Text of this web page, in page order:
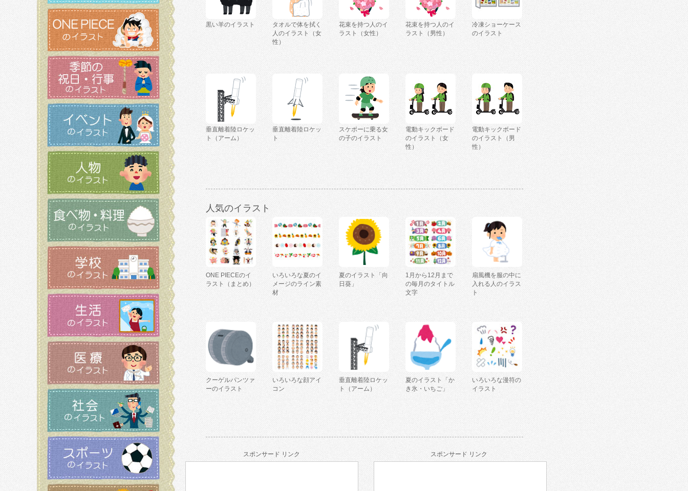
黒い羊のイラスト
タオルで体を拭く
人のイラスト（女
性）
花束を持つ人のイ
ラスト（女性）
花束を持つ人のイ
ラスト（男性）
冷凍ショーケース
のイラスト
垂直離着陸ロケッ
ト（アーム）
垂直離着陸ロケッ
ト
スケボーに乗る女
の子のイラスト
電動キックボード
のイラスト（女
性）
電動キックボード
のイラスト（男
性）
人気のイラスト
ONE PIECEのイ
ラスト（まとめ）
いろいろな夏のイ
メージのライン素
材
夏のイラスト「向
日葵」
1月から12月まで
の毎月のタイトル
文字
扇風機を服の中に
入れる人のイラス
ト
クーゲルパンツァ
ーのイラスト
いろいろな顔アイ
コン
垂直離着陸ロケッ
ト（アーム）
夏のイラスト「か
き氷・いちご」
いろいろな漫符の
イラスト
スポンサード リンク スポンサード リンク